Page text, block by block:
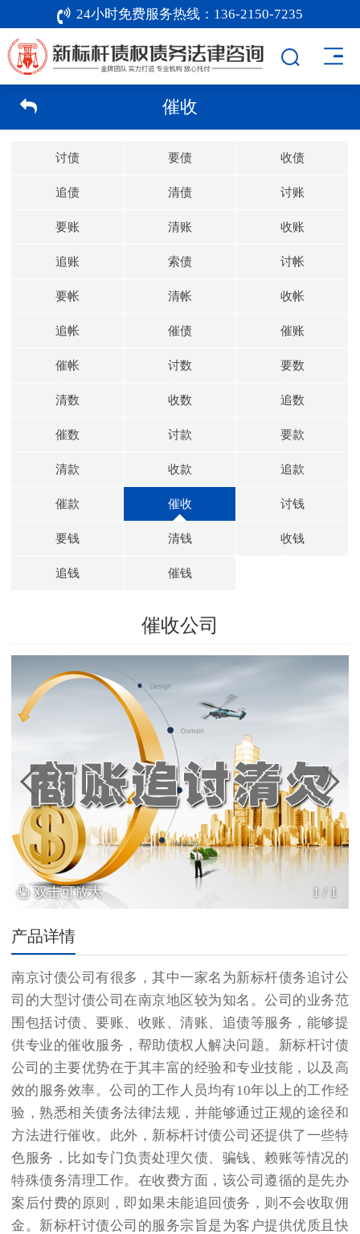
24小时免费服务热线： 136-2150-7235
催收
讨债 要债 收债
追债 清债 讨账
要账 清账 收账
追账 索债 讨帐
要帐 清帐 收帐
追帐 催债 催账
催帐 讨数 要数
清数 收数 追数
催数 讨款 要款
清款 收款 追款
催款 催收 讨钱
要钱 清钱 收钱
追钱 催钱
催收公司
1 / 1
双击可放大
产品详情
南京讨债公司有很多，其中一家名为新标杆债务追讨公
司的大型讨债公司在南京地区较为知名。公司的业务范
围包括讨债、要账、收账、清账、追债等服务，能够提
供专业的催收服务，帮助债权人解决问题。新标杆讨债
公司的主要优势在于其丰富的经验和专业技能，以及高
效的服务效率。公司的工作人员均有10年以上的工作经
验，熟悉相关债务法律法规，并能够通过正规的途径和
方法进行催收。此外，新标杆讨债公司还提供了一些特
色服务，比如专门负责处理欠债、骗钱、赖账等情况的
特殊债务清理工作。在收费方面，该公司遵循的是先办
案后付费的原则，即如果未能追回债务，则不会收取佣
金。新标杆讨债公司的服务宗旨是为客户提供优质且快